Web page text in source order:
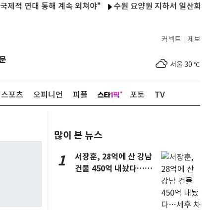
대 통해 계속 외쳐야" 수원 요양원 지하서 일산화탄소 누출
제보
커넥트
서울 30 ℃
대전27℃
울산 29
강릉 21℃
스포츠 오피니언 피플 포토 TV
많이 본 뉴스
1
서장훈, 28억에 산 강남
건물 450억 내놨다…세